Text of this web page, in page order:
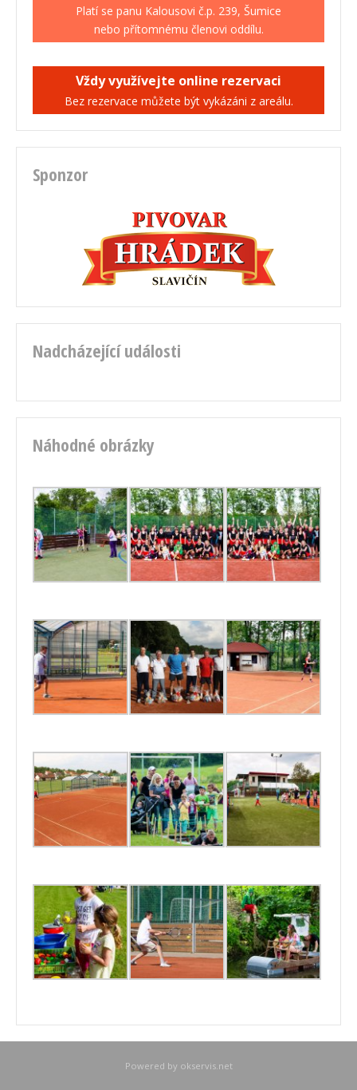
Platí se panu Kalousovi č.p. 239, Šumice
nebo přítomnému členovi oddílu.
Vždy využívejte online rezervaci
Bez rezervace můžete být vykázáni z areálu.
Sponzor
Nadcházející události
Náhodné obrázky
Powered by okservis.net